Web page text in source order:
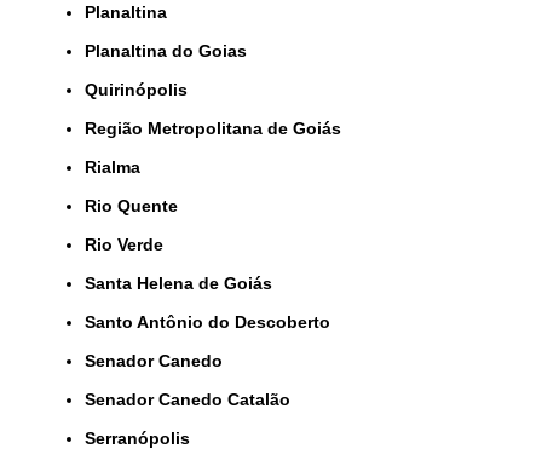
Planaltina
Planaltina do Goias
Quirinópolis
Região Metropolitana de Goiás
Rialma
Rio Quente
Rio Verde
Santa Helena de Goiás
Santo Antônio do Descoberto
Senador Canedo
Senador Canedo Catalão
Serranópolis